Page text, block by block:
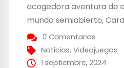
acogedora aventura de
mundo semiabierto,
saldrá a la venta el
septiembre en PC
y Nintendo Switch. El
0 Comentarios
Noticias,Videojuegos
1 septiembre, 2024